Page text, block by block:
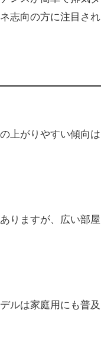
志向の方に注目され
上がりやすい傾向は
りますが、広い部屋
ルは家庭用にも普及